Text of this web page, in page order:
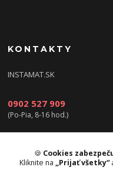
KONTAKTY
INSTAMAT.SK
0902 527 909
(Po-Pia, 8-16 hod.)
info@instamat.sk
🍪 Cookies
Kliknite na „Prijať všetky“